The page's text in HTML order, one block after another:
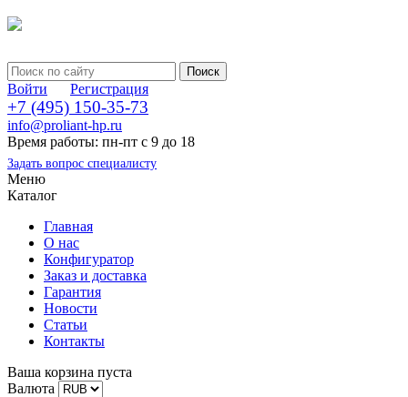
Войти Регистрация
+7 (495) 150-35-73
info@proliant-hp.ru
Время работы: пн-пт с 9 до 18
Задать вопрос специалисту
Меню
Каталог
Главная
О нас
Конфигуратор
Заказ и доставка
Гарантия
Новости
Статьи
Контакты
Ваша корзина пуста
Валюта